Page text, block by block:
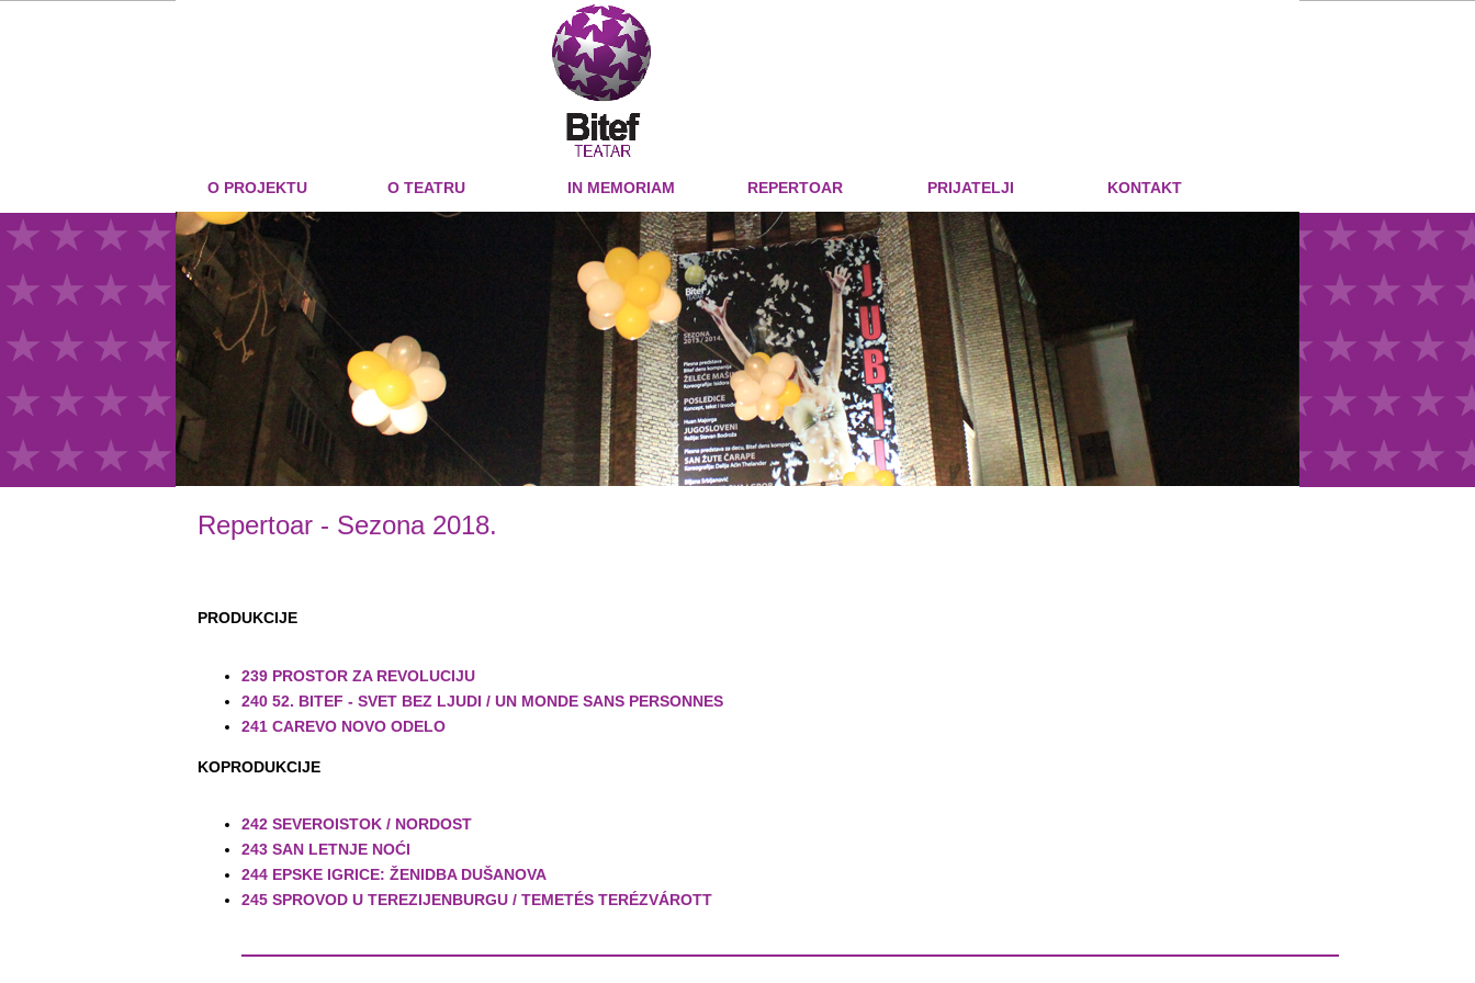
O PROJEKTU O TEATRU IN MEMORIAM REPERTOAR PRIJATELJI KONTAKT
Repertoar - Sezona 2018.
PRODUKCIJE
239 PROSTOR ZA REVOLUCIJU
240 52. BITEF - SVET BEZ LJUDI / UN MONDE SANS PERSONNES
241 CAREVO NOVO ODELO
KOPRODUKCIJE
242 SEVEROISTOK / NORDOST
243 SAN LETNJE NOĆI
244 EPSKE IGRICE: ŽENIDBA DUŠANOVA
245 SPROVOD U TEREZIJENBURGU / TEMETÉS TERÉZVÁROTT